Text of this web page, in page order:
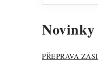
Novinky
PŘEPRAVA